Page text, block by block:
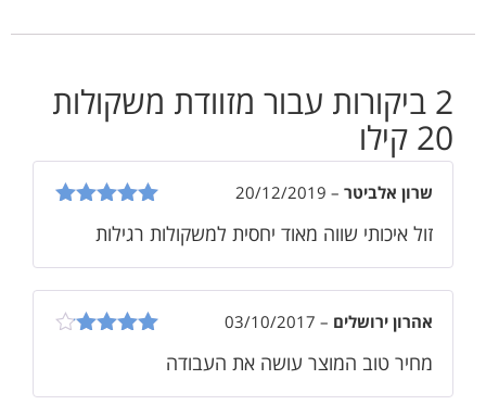
2 ביקורות עבור
מזוודת משקולות
20 קילו
5
שרון אלביטר –
20/12/2019
זול איכותי שווה מאוד יחסית למשקולות רגילות
אהרון ירושלים –
03/10/2017
מחיר טוב המוצר עושה את העבודה